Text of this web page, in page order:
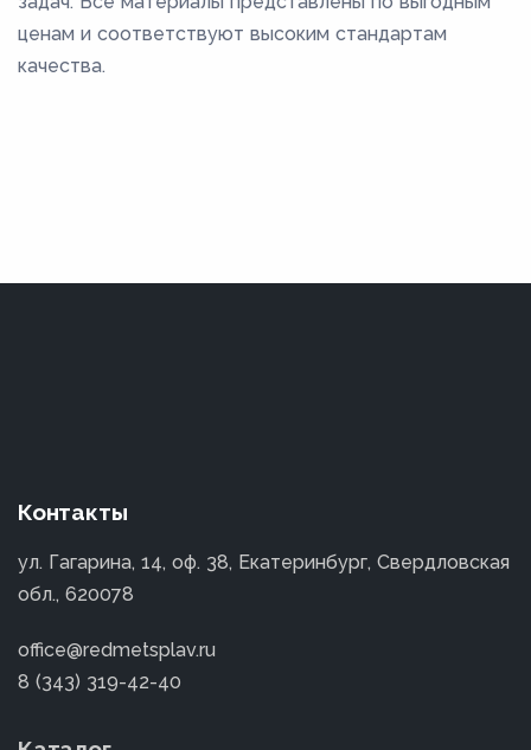
ценам и соответствуют высоким стандартам
качества.
Контакты
ул. Гагарина, 14, оф. 38, Екатеринбург, Свердловская
обл., 620078
office@redmetsplav.ru
8 (343) 319-42-40